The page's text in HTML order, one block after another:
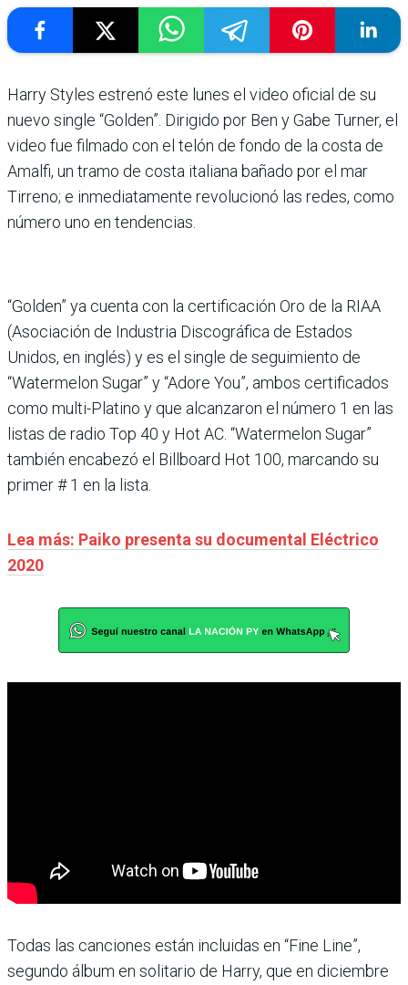
Harry Styles estrenó este lunes el video oficial de su
nuevo single “Golden”. Dirigido por Ben y Gabe Turner, el
video fue filmado con el telón de fondo de la costa de
Amalfi, un tramo de costa italiana bañado por el mar
Tirreno; e inmediatamente revolucionó las redes, como
número uno en tendencias.
“Golden” ya cuenta con la certificación Oro de la RIAA
(Asociación de Industria Discográfica de Estados
Unidos, en inglés) y es el single de seguimiento de
“Watermelon Sugar” y “Adore You”, ambos certificados
como multi-Platino y que alcanzaron el número 1 en las
listas de radio Top 40 y Hot AC. “Watermelon Sugar”
también encabezó el Billboard Hot 100, marcando su
primer # 1 en la lista.
Lea más: Paiko presenta su documental Eléctrico
2020
Todas las canciones están incluidas en “Fine Line”,
segundo álbum en solitario de Harry, que en diciembre